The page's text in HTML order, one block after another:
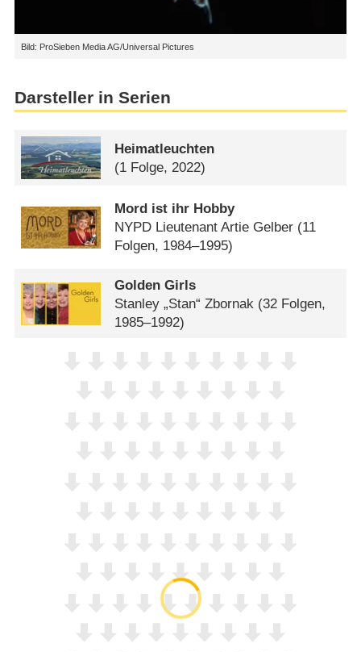
Bild: ProSieben Media AG/Universal Pictures
Darsteller in Serien
Heimatleuchten
(1 Folge, 2022)
Mord ist ihr Hobby
NYPD Lieutenant Artie Gelber (11
Folgen, 1984–1995)
Golden Girls
Stanley „Stan“ Zbornak (32 Folgen,
1985–1992)